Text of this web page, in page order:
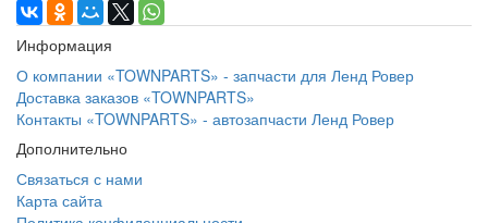
Информация
О компании «TOWNPARTS» - запчасти для Ленд Ровер
Доставка заказов «TOWNPARTS»
Контакты «TOWNPARTS» - автозапчасти Ленд Ровер
Дополнительно
Связаться с нами
Карта сайта